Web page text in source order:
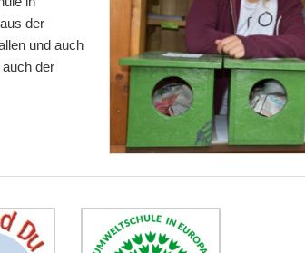
der
und auch
der